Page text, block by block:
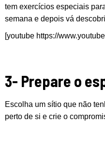
tem exercícios especiais
semana e depois vá
[youtube https://
3- Prepare o
Escolha um sítio que não
perto de si e crie o